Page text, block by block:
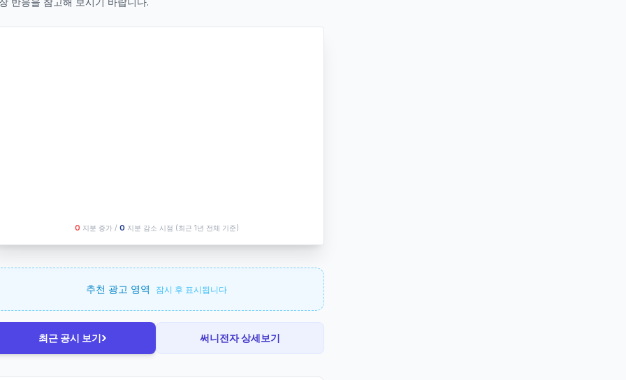
O 지분 증가 / O 지분 감소 시점 (최근 1년 전체 기준)
추천 광고 영역 잠시 후 표시됩니다
최근 공시 보기› 써니전자상세보기